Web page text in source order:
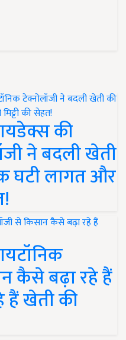
की
ने बदली खेती
घटी लागत और
कैसे बढ़ा रहे हैं
हैं खेती की